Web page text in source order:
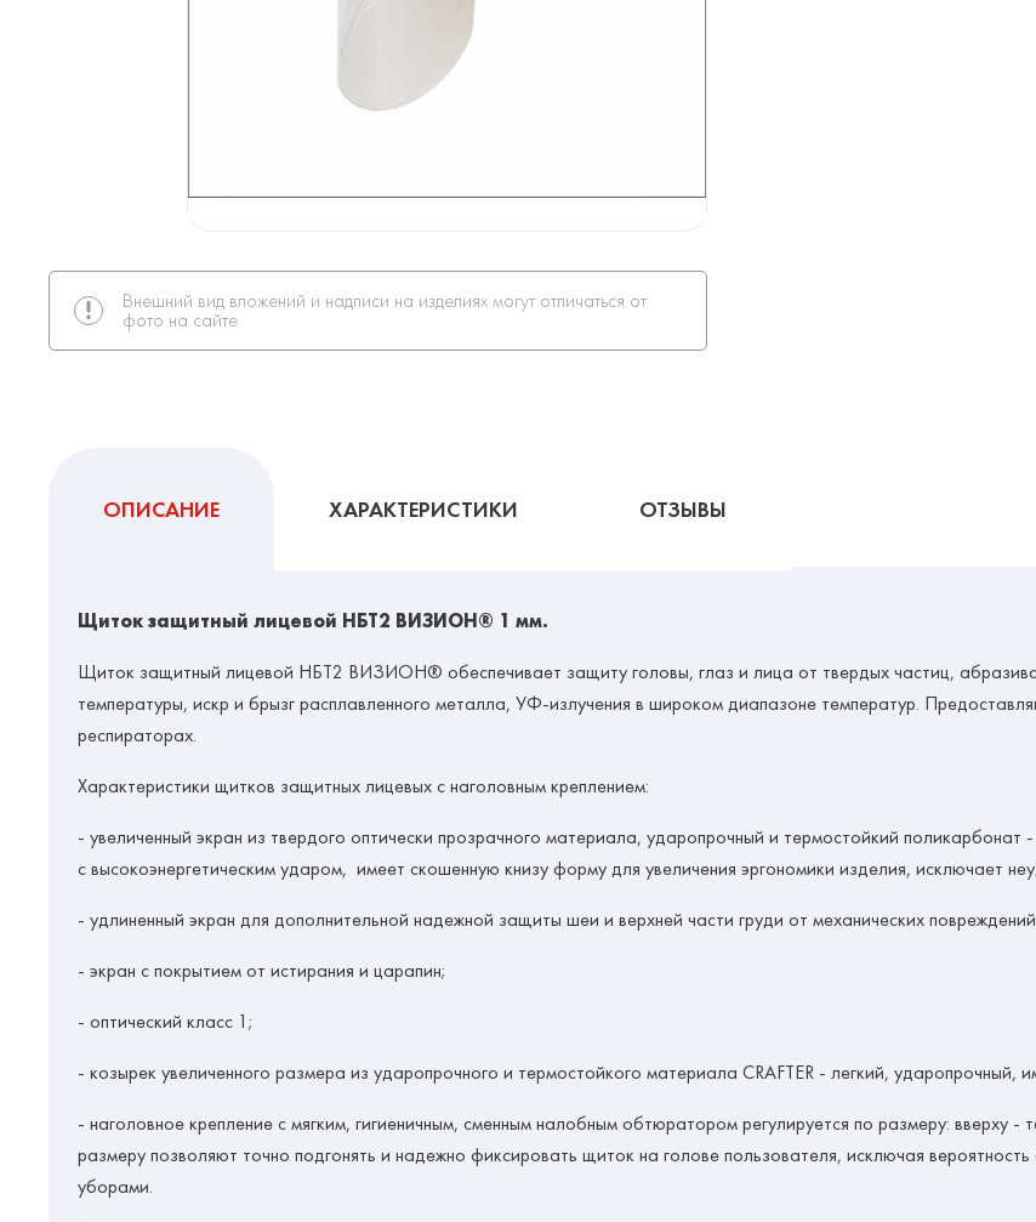
Внешний вид вложений и надписи на изделиях могут отличаться от
фото на сайте
ОПИСАНИЕ ХАРАКТЕРИСТИКИ ОТЗЫВЫ
Щиток защитный лицевой НБТ2 ВИЗИОН® 1 мм.
Щиток защитный лицевой НБТ2 ВИЗИОН® обеспечивает защиту головы, глаз и лица от твердых частиц,
температуры, искр и брызг расплавленного металла, УФ-излучения в широком диапазоне температур.
респираторах.
Характеристики щитков защитных лицевых с наголовным креплением:
- увеличенный экран из твердого оптически прозрачного материала, ударопрочный и термостойкий
с высокоэнергетическим ударом, имеет скошенную книзу форму для увеличения эргономики изделия, исключает
- удлиненный экран для дополнительной надежной защиты шеи и верхней части груди от механических
- экран с покрытием от истирания и царапин;
- оптический класс 1;
- козырек увеличенного размера из ударопрочного и термостойкого материала CRAFTER - легкий, ударопрочный,
- наголовное крепление с мягким, гигиеничным, сменным налобным обтюратором регулируется по размеру: вверху -
размеру позволяют точно подгонять и надежно фиксировать щиток на голове пользователя, исключая
уборами.